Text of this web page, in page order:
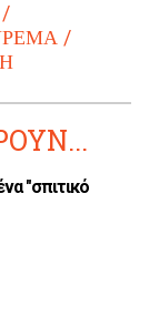
"σπιτικό